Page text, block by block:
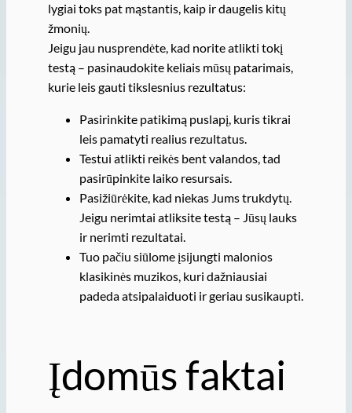
lygiai toks pat mąstantis, kaip ir daugelis kitų
žmonių.
Jeigu jau nusprendėte, kad norite atlikti tokį
testą – pasinaudokite keliais mūsų patarimais,
kurie leis gauti tikslesnius rezultatus:
Pasirinkite patikimą puslapį, kuris tikrai
leis pamatyti realius rezultatus.
Testui atlikti reikės bent valandos, tad
pasirūpinkite laiko resursais.
Pasižiūrėkite, kad niekas Jums trukdytų.
Jeigu nerimtai atliksite testą – Jūsų lauks
ir nerimti rezultatai.
Tuo pačiu siūlome įsijungti malonios
klasikinės muzikos, kuri dažniausiai
padeda atsipalaiduoti ir geriau susikaupti.
Įdomūs faktai